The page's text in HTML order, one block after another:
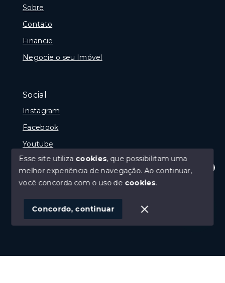
Olá! Estamos disponíveis para te ajudar.
Sobre
Contato
Financie
Negocie o seu Imóvel
Social
Instagram
Facebook
Youtube
© Copyright 2026 - Gramado Class - Todos os direitos
SITE PARA IMOBILIARIA
Esse site utiliza cookies, que possibilitam uma
melhor experiência de navegação.Ao continuar,
você concorda com o uso de cookies.
Concordo, continuar